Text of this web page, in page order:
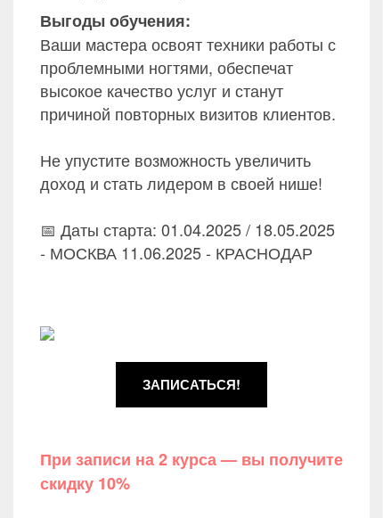
Выгоды обучения:
Ваши мастера освоят техники работы с
проблемными ногтями, обеспечат
высокое качество услуг и станут
причиной повторных визитов клиентов.
Не упустите возможность увеличить
доход и стать лидером в своей нише!
📅 Даты старта: 01.04.2025 / 18.05.2025
- МОСКВА 11.06.2025 - КРАСНОДАР
ЗАПИСАТЬСЯ!
При записи на 2 курса — вы получите
скидку 10%